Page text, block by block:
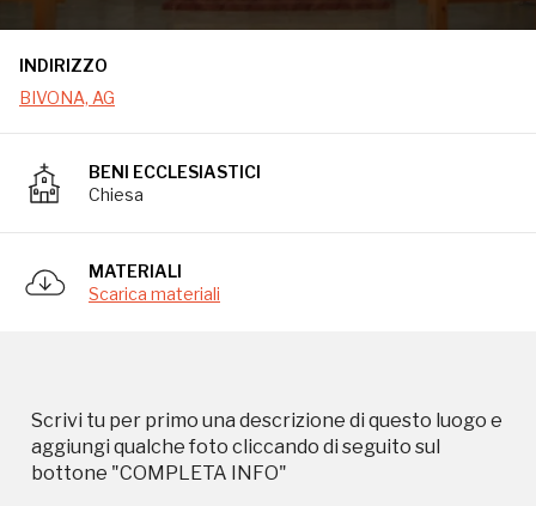
INDIRIZZO
BIVONA, AG
BENI ECCLESIASTICI
Chiesa
MATERIALI
Scarica materiali
Scrivi tu per primo una descrizione di questo luogo e
aggiungi qualche foto cliccando di seguito sul
bottone "COMPLETA INFO"
Campagne in corso in questo